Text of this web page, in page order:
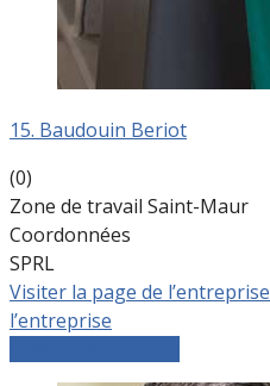
15. Baudouin Beriot
(0)
Zone de travail Saint-Maur
Coordonnées
SPRL
Visiter la page de l’entreprise
l’entreprise